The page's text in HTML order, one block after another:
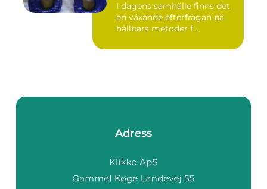
I dagens samhälle finns det
en växande efterfrågan på
hållbara metoder f...
Adress